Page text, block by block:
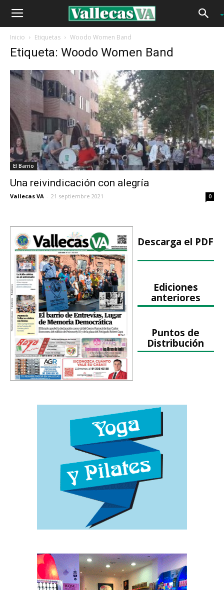
Inicio Etiquetas Woodo Women Band
Etiqueta: Woodo Women Band
El Barrio
Una reivindicación con alegría
Vallecas VA - 21 septiembre 2021 0
Descarga el PDF
Ediciones
anteriores
Puntos de
Distribución